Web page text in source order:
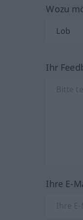
Wozu
Ihr
Ihre E-